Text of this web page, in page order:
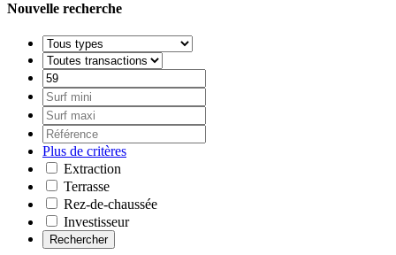
Nouvelle recherche
Plus de critères
Extraction
Terrasse
Rez-de-chaussée
Investisseur
Rechercher